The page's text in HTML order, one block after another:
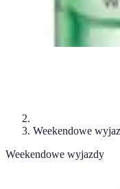
Weekendowe
Weekendowe wyjazdy